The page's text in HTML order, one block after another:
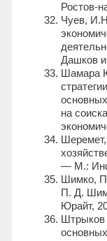
Ростов-
Чуев,
Дашков
Шамара
на
— М.:
Шимко,
П. Д.
Юрайт,
Штрыков